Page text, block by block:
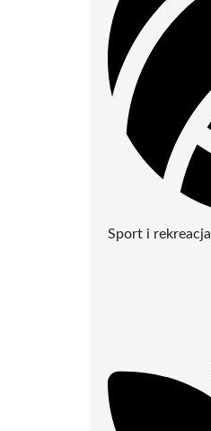
Sport i rekreacja